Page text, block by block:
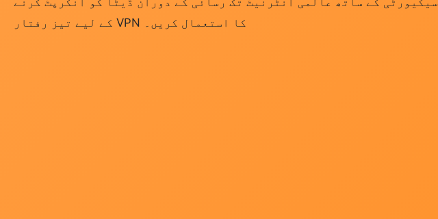
کے لیے تیز رفتار VPN کا استعمال کریں۔